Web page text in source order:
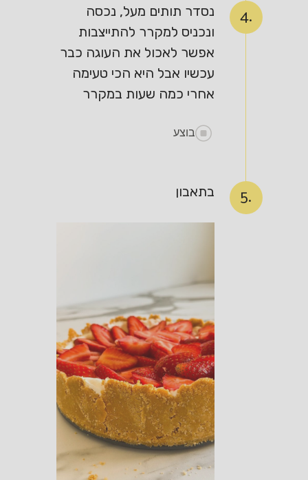
4.
נסדר תותים מעל, נכסה
ונכניס למקרר להתייצבות
אפשר לאכול את העוגה כבר
עכשיו אבל היא הכי טעימה
אחרי כמה שעות במקרר
בוצע
5. בתאבון